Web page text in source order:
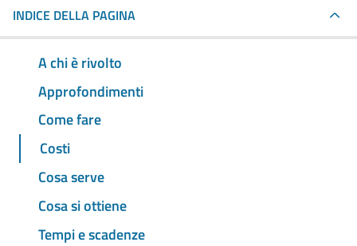
INDICE DELLA PAGINA
A chi è rivolto
Approfondimenti
Come fare
Costi
Cosa serve
Cosa si ottiene
Tempi e scadenze